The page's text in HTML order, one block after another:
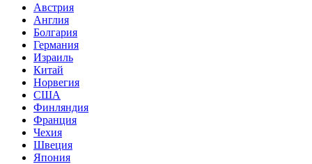
Австрия
Англия
Болгария
Германия
Израиль
Китай
Норвегия
США
Финляндия
Франция
Чехия
Швеция
Япония